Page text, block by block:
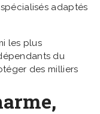
adaptés
les plus
du
des milliers